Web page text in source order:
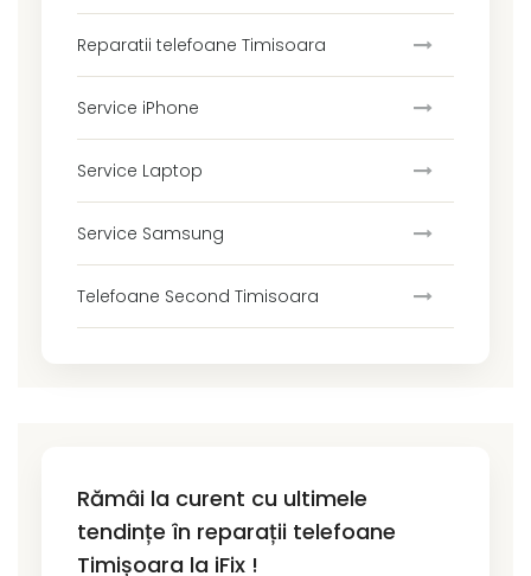
Reparatii telefoane Timisoara
Service iPhone
Service Laptop
Service Samsung
Telefoane Second Timisoara
Rămâi la curent cu ultimele
tendințe în reparații telefoane
Timișoara la iFix !